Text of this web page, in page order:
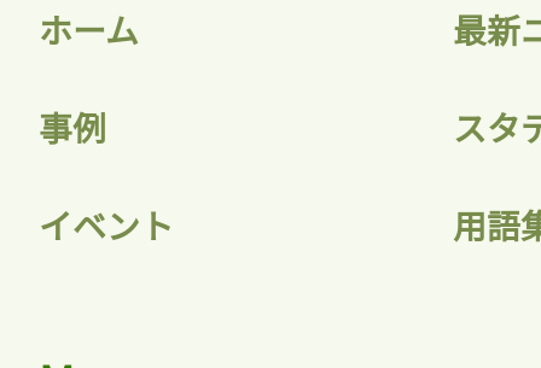
ホーム 最新
事例 スタ
イベント 用語